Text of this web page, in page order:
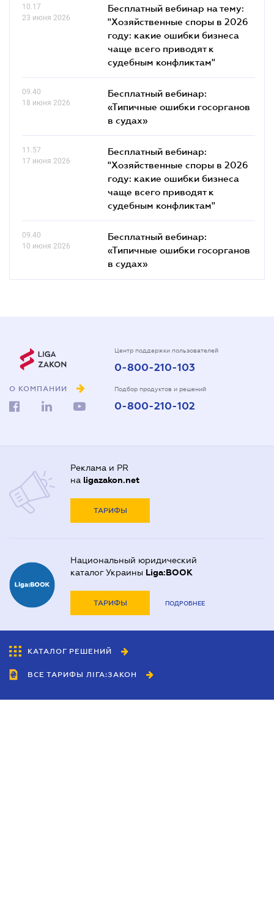
10.17
23 июня 2026
Бесплатный вебинар на тему:
"Хозяйственные споры в 2026
году: какие ошибки бизнеса
чаще всего приводят к
судебным конфликтам"
09.40
18 июня 2026
Бесплатный вебинар:
«Типичные ошибки госорганов
в судах»
11.57
17 июня 2026
Бесплатный вебинар:
"Хозяйственные споры в 2026
году: какие ошибки бизнеса
чаще всего приводят к
судебным конфликтам"
09.40
10 июня 2026
Бесплатный вебинар:
«Типичные ошибки госорганов
в судах»
О КОМПАНИИ
Центр поддержки пользователей
0-800-210-103
Подбор продуктов и решений
0-800-210-102
Реклама и PR
на ligazakon.net
ТАРИФЫ
Национальный юридический
каталог Украины Liga:BOOK
ТАРИФЫ ПОДРОБНЕЕ
КАТАЛОГ РЕШЕНИЙ
ВСЕ ТАРИФЫ ЛІГА:ЗАКОН